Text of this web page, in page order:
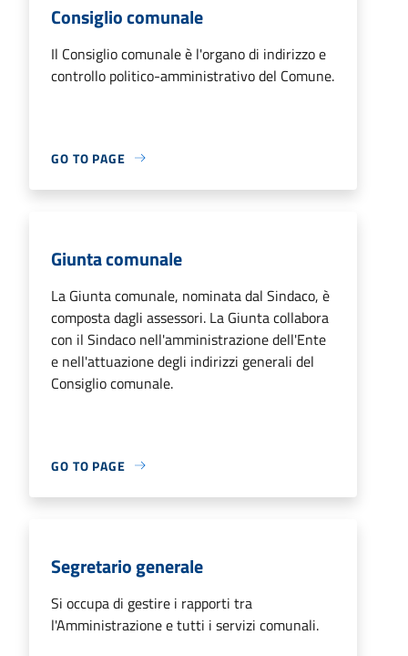
Consiglio comunale
Il Consiglio comunale è l'organo di indirizzo e
controllo politico-amministrativo del Comune.
GO TO PAGE
Giunta comunale
La Giunta comunale, nominata dal Sindaco, è
composta dagli assessori. La Giunta collabora
con il Sindaco nell'amministrazione dell'Ente
e nell'attuazione degli indirizzi generali del
Consiglio comunale.
GO TO PAGE
Segretario generale
Si occupa di gestire i rapporti tra
l'Amministrazione e tutti i servizi comunali.